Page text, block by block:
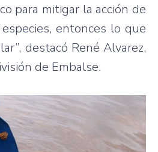
para mitigar la acción de
entonces lo que
destacó René Alvarez,
de Embalse.